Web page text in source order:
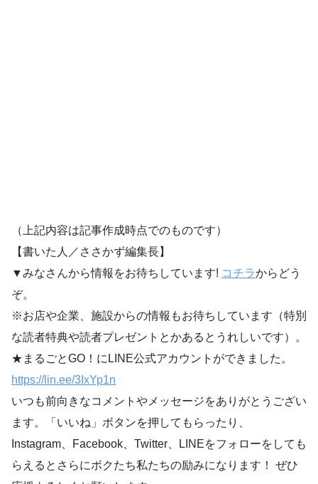
（上記内容は記事作成時点でのものです）
【書いた人／ささかず編集長】
▼みなさんから情報をお待ちしています! コチラからどう
ぞ。
※お店や企業、施設からの情報もお待ちしています（特別
な読者特典や読者プレゼントとかあるとうれしいです）。
★まるごとGO！にLINE公式アカウントができました。
https://lin.ee/3IxYp1n
いつも前向きなコメントやメッセージをありがとうござい
ます。「いいね」ボタンを押してもらったり、
Instagram、Facebook、Twitter、LINEをフォローをしても
らえるとさらにボクたち私たちの励みになります！ ぜひ